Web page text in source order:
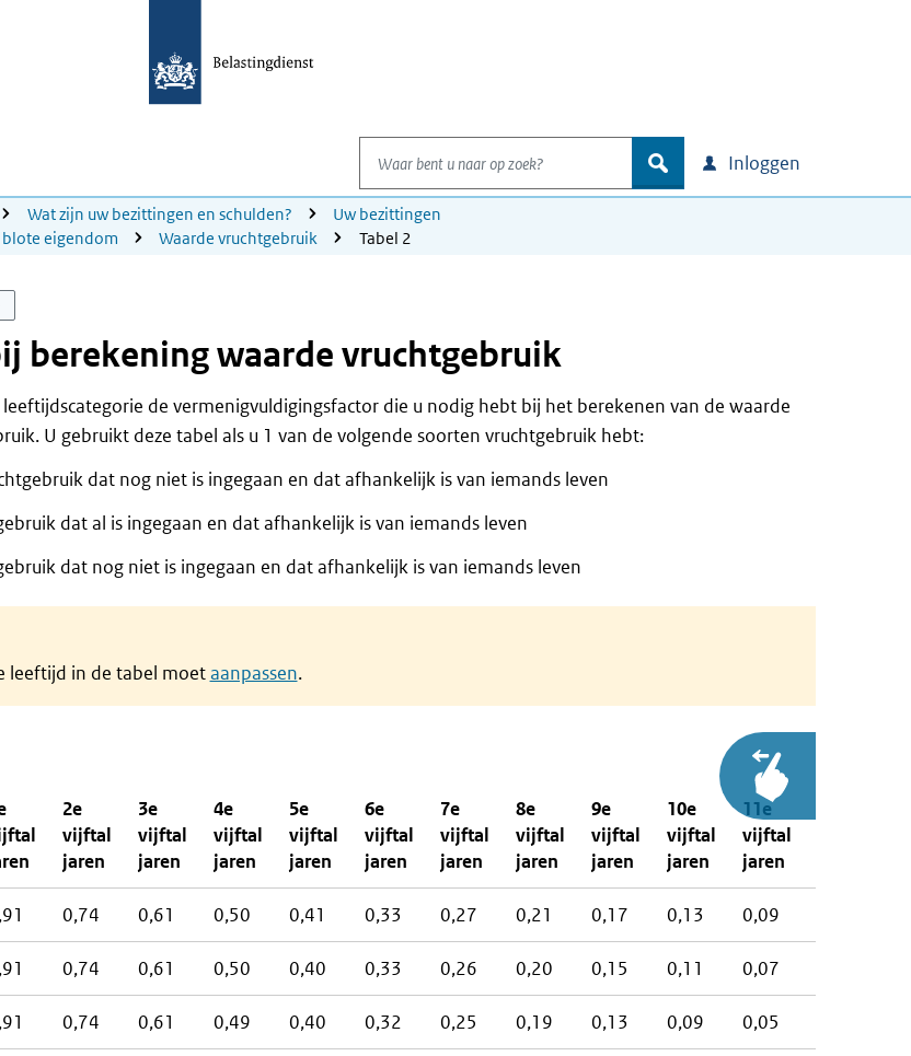
Waar bent u naar op zoek?
zoek Inloggen
Wat zijn uw bezittingen en schulden?
Uw bezittingen
eigendom
Waarde vruchtgebruik Tabel 2
berekening waarde vruchtgebruik
de vermenigvuldigingsfactor die u nodig hebt bij het berekenen van de waarde
U gebruikt deze tabel als u 1 van de volgende soorten vruchtgebruik hebt:
dat nog niet is ingegaan en dat afhankelijk is van iemands leven
dat al is ingegaan en dat afhankelijk is van iemands leven
dat nog niet is ingegaan en dat afhankelijk is van iemands leven
leeftijd in de tabel moetaanpassen.
2e
vijftal
jaren
3e
vijftal
jaren
4e
vijftal
jaren
5e
vijftal
jaren
6e
vijftal
jaren
7e
vijftal
jaren
8e
vijftal
jaren
9e
vijftal
jaren
10e
vijftal
jaren
11e
vijftal
jaren
0,74 0,61 0,50 0,41 0,33 0,27 0,21 0,17 0,13 0,09
0,74 0,61 0,50 0,40 0,33 0,26 0,20 0,15 0,11 0,07
0,74 0,61 0,49 0,40 0,32 0,25 0,19 0,13 0,09 0,05